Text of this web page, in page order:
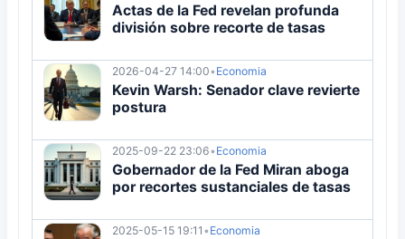
Actas de la Fed revelan profunda
división sobre recorte de tasas
2026-04-27 14:00• Economia
Kevin Warsh: Senador clave revierte
postura
2025-09-22 23:06• Economia
Gobernador de la Fed Miran aboga
por recortes sustanciales de tasas
2025-05-15 19:11 • Economia